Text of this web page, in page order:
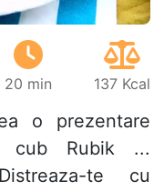
20 min 137 Kcal
o prezentare
cub Rubik ...
te cu